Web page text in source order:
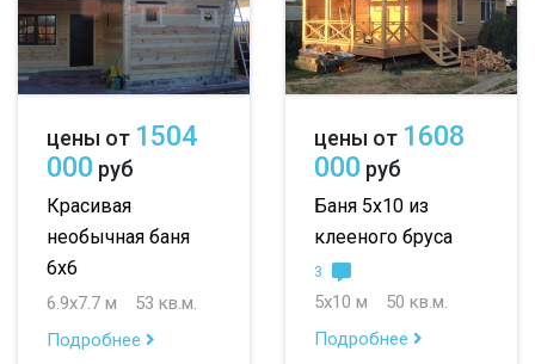
цены от 1504
000 руб
Красивая
необычная баня
6х6
6.9х7.7 м
53 кв.м.
Подробнее
цены от 1608
000 руб
Баня 5х10 из
клееного бруса
3
5х10 м
50 кв.м.
Подробнее